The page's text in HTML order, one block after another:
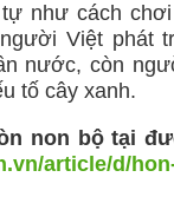
như cách
Việt phát
nước, còn
tố cây xanh.
non bộ tại
article/d/